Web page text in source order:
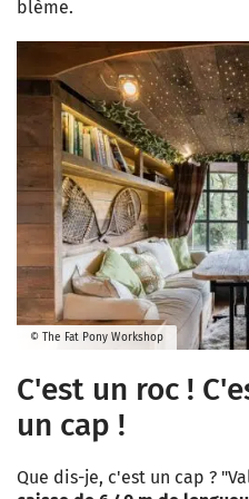
blème.
© The Fat Pony Workshop
C'est un roc !
un cap !
Que dis-je, c'est un cap ?